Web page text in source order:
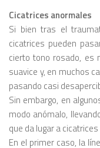
Cicatrices anormales
Si bien tras el
cicatrices pueden
cierto tono rosado, es
suavice y, en muchos
pasando casi
Sin embargo, en
modo anómalo,
que da lugar a
En el primer caso, la